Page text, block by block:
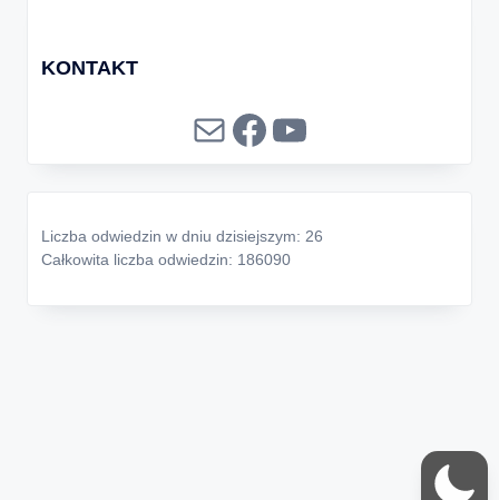
KONTAKT
MailFacebook
YouTube
Liczba odwiedzin w dniu dzisiejszym: 26
Całkowita liczba odwiedzin: 186090